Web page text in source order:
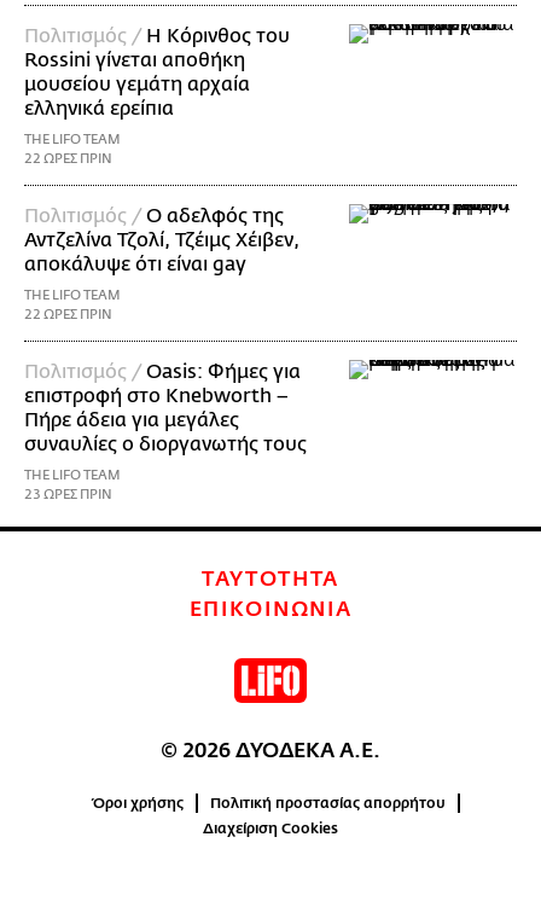
Πολιτισμός / Η Κόρινθος του
Rossini γίνεται αποθήκη
μουσείου γεμάτη αρχαία
ελληνικά ερείπια
THE LIFO TEAM
22 ΩΡΕΣ ΠΡΙΝ
Πολιτισμός /Ο αδελφός της
Αντζελίνα Τζολί, Τζέιμς Χέιβεν,
αποκάλυψε ότι είναι gay
THE LIFO TEAM
22 ΩΡΕΣ ΠΡΙΝ
Πολιτισμός /Oasis: Φήμες για
επιστροφή στο Knebworth –
Πήρε άδεια για μεγάλες
συναυλίες ο διοργανωτής τους
THE LIFO TEAM
23 ΩΡΕΣ ΠΡΙΝ
ΤΑΥΤΟΤΗΤΑ
ΕΠΙΚΟΙΝΩΝΙΑ
© 2026 ΔΥΟΔΕΚΑ Α.Ε.
Όροι χρήσης
Πολιτική προστασίας απορρήτου
Διαχείριση Cookies